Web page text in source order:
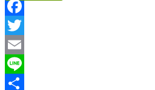
Facebook
Twitter
Email
Line